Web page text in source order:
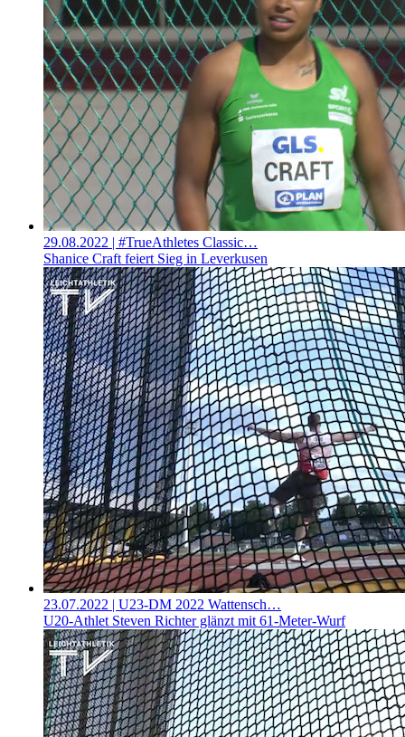
29.08.2022 | #TrueAthletes Classic…
Shanice Craft feiert Sieg in Leverkusen
23.07.2022 | U23-DM 2022 Wattensch…
U20-Athlet Steven Richter glänzt mit 61-Meter-Wurf